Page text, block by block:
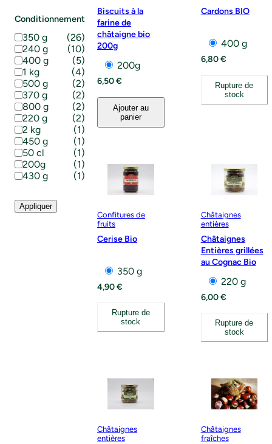
Conditionnement
Conditionnement
350 g (26)
240 g
(10)
400 g
(5)
1 kg
(4)
500 g
(2)
370 g
(2)
800 g
(2)
220 g
(2)
2 kg
(1)
450 g
(1)
50 cl
(1)
200g
(1)
430 g
(1)
Appliquer
Biscuits à la
farine de
châtaigne bio
200g
200g
6,50€
Ajouter au
panier
Cardons BIO
400 g
6,80€
Rupture de
stock
Confitures de
fruits
Cerise Bio
350 g
4,90€
Rupture de
stock
Châtaignes
entières
Châtaignes
Entières grillées
au Cognac Bio
220 g
6,00€
Rupture de
stock
Châtaignes
entières
Châtaignes
fraîches